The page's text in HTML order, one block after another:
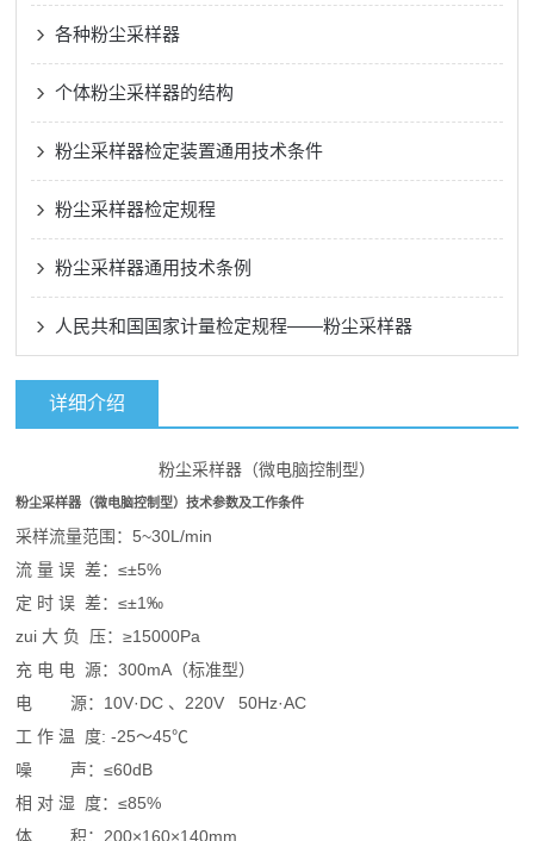
各种粉尘采样器
个体粉尘采样器的结构
粉尘采样器检定装置通用技术条件
粉尘采样器检定规程
粉尘采样器通用技术条例
人民共和国国家计量检定规程——粉尘采样器
详细介绍
粉尘采样器（微电脑控制型）
粉尘采样器（微电脑控制型）技术参数及工作条件
采样流量范围：5~30L/min
流 量 误 差：≤±5%
定 时 误 差：≤±1‰
zui 大 负 压：≥15000Pa
充 电 电 源：300mA（标准型）
电 源：10V·DC 、220V 50Hz·AC
工 作 温 度: -25～45℃
噪 声：≤60dB
相 对 湿 度：≤85%
体 积：200×160×140mm